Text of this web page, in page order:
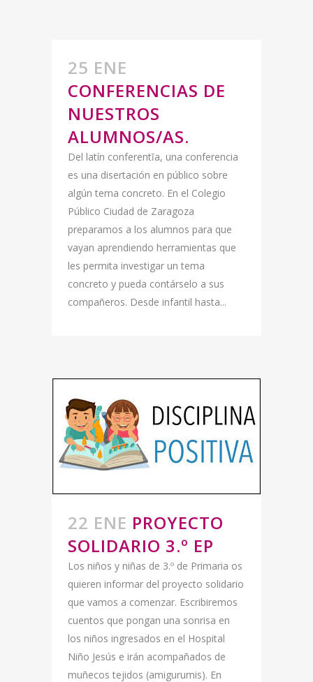
25 ENE
CONFERENCIAS DE
NUESTROS
ALUMNOS/AS.
Del latín conferentĭa, una conferencia
es una disertación en público sobre
algún tema concreto. En el Colegio
Público Ciudad de Zaragoza
preparamos a los alumnos para que
vayan aprendiendo herramientas que
les permita investigar un tema
concreto y pueda contárselo a sus
compañeros. Desde infantil hasta...
22 ENE PROYECTO
SOLIDARIO 3.º EP
Los niños y niñas de 3.º de Primaria os
quieren informar del proyecto solidario
que vamos a comenzar. Escribiremos
cuentos que pongan una sonrisa en
los niños ingresados en el Hospital
Niño Jesús e irán acompañados de
muñecos tejidos (amigurumis). En